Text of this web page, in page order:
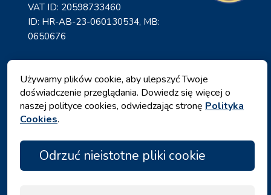
VAT ID: 20598733460
ID: HR-AB-23-060130534, MB:
0650676
Używamy plików cookie, aby ulepszyć Twoje
doświadczenie przeglądania. Dowiedz się więcej o
naszej polityce cookies, odwiedzając stronę Polityka
Cookies.
Odrzuć nieistotne pliki cookie